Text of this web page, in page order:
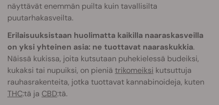
näyttävät enemmän puilta kuin tavallisilta
puutarhakasveilta.
Erilaisuuksistaan huolimatta kaikilla naaraskasveilla
on yksi yhteinen asia: ne tuottavat naaraskukkia.
Näissä kukissa, joita kutsutaan puhekielessä budeiksi,
kukaksi tai nupuiksi, on pieniä trikomeiksi kutsuttuja
rauhasrakenteita, jotka tuottavat kannabinoideja, kuten
THC:tä ja CBD:tä.